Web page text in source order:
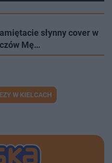
słynny cover w
Mę…
W KIELCACH